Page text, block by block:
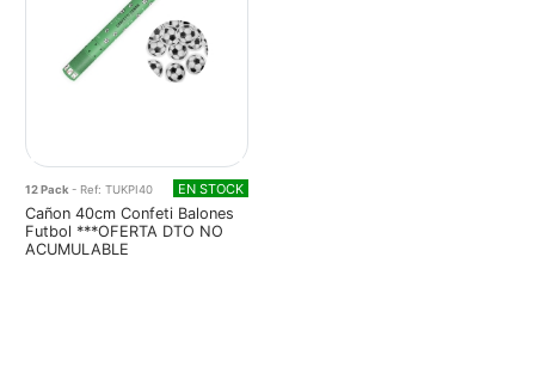
12 Pack- Ref: TUKPI40 EN STOCK
Cañon 40cm Confeti Balones
Futbol ***OFERTA DTO NO
ACUMULABLE